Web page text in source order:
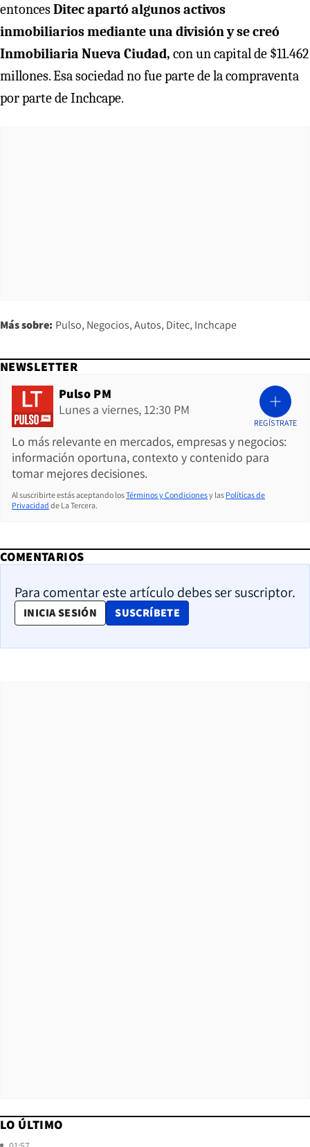
entoncesDitec apartó algunos activos
inmobiliarios mediante una división y se creó
Inmobiliaria Nueva Ciudad, con un capital de $11.462
millones. Esa sociedad no fue parte de la compraventa
por parte de Inchcape.
Más sobre: Pulso Negocios Autos Ditec Inchcape
NEWSLETTER
Pulso PM
Lunes a viernes, 12:30 PM
Lo más relevante en mercados, empresas y negocios:
información oportuna, contexto y contenido para
tomar mejores decisiones.
REGÍSTRATE
Al suscribirte estás aceptando losTérminos y Condicionesy las Políticas de
Privacidad de La Tercera.
COMENTARIOS
Para comentar este artículo debes ser suscriptor.
INICIA SESIÓN SUSCRÍBETE
OPENS IN NEW WINDOW
LO ÚLTIMO